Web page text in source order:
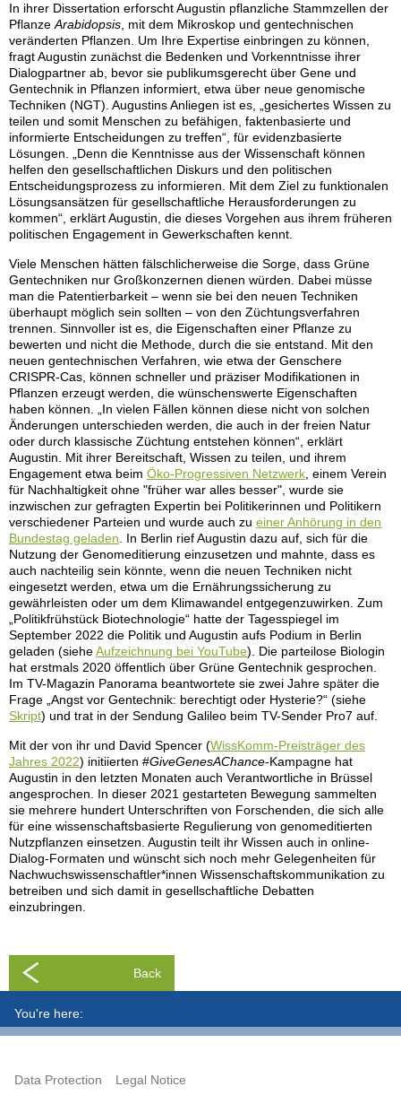
In ihrer Dissertation erforscht Augustin pflanzliche Stammzellen der
PflanzeArabidopsis, mit dem Mikroskop und gentechnischen
veränderten Pflanzen. Um Ihre Expertise einbringen zu können,
fragt Augustin zunächst die Bedenken und Vorkenntnisse ihrer
Dialogpartner ab, bevor sie publikumsgerecht über Gene und
Gentechnik in Pflanzen informiert, etwa über neue genomische
Techniken (NGT). Augustins Anliegen ist es, „gesichertes Wissen zu
teilen und somit Menschen zu befähigen, faktenbasierte und
informierte Entscheidungen zu treffen“, für evidenzbasierte
Lösungen. „Denn die Kenntnisse aus der Wissenschaft können
helfen den gesellschaftlichen Diskurs und den politischen
Entscheidungsprozess zu informieren. Mit dem Ziel zu funktionalen
Lösungsansätzen für gesellschaftliche Herausforderungen zu
kommen“, erklärt Augustin, die dieses Vorgehen aus ihrem früheren
politischen Engagement in Gewerkschaften kennt.
Viele Menschen hätten fälschlicherweise die Sorge, dass Grüne
Gentechniken nur Großkonzernen dienen würden. Dabei müsse
man die Patentierbarkeit – wenn sie bei den neuen Techniken
überhaupt möglich sein sollten – von den Züchtungsverfahren
trennen. Sinnvoller ist es, die Eigenschaften einer Pflanze zu
bewerten und nicht die Methode, durch die sie entstand. Mit den
neuen gentechnischen Verfahren, wie etwa der Genschere
CRISPR-Cas, können schneller und präziser Modifikationen in
Pflanzen erzeugt werden, die wünschenswerte Eigenschaften
haben können. „In vielen Fällen können diese nicht von solchen
Änderungen unterschieden werden, die auch in der freien Natur
oder durch klassische Züchtung entstehen können“, erklärt
Augustin. Mit ihrer Bereitschaft, Wissen zu teilen, und ihrem
Engagement etwa beim Öko-Progressiven Netzwerk, einem Verein
für Nachhaltigkeit ohne "früher war alles besser", wurde sie
inzwischen zur gefragten Expertin bei Politikerinnen und Politikern
verschiedener Parteien und wurde auch zu einer Anhörung in den
Bundestag geladen. In Berlin rief Augustin dazu auf, sich für die
Nutzung der Genomeditierung einzusetzen und mahnte, dass es
auch nachteilig sein könnte, wenn die neuen Techniken nicht
eingesetzt werden, etwa um die Ernährungssicherung zu
gewährleisten oder um dem Klimawandel entgegenzuwirken. Zum
„Politikfrühstück Biotechnologie“ hatte der Tagesspiegel im
September 2022 die Politik und Augustin aufs Podium in Berlin
geladen (sieheAufzeichnung bei YouTube). Die parteilose Biologin
hat erstmals 2020 öffentlich über Grüne Gentechnik gesprochen.
Im TV-Magazin Panorama beantwortete sie zwei Jahre später die
Frage „Angst vor Gentechnik: berechtigt oder Hysterie?“ (siehe
Skript) und trat in der Sendung Galileo beim TV-Sender Pro7 auf.
Mit der von ihr und David Spencer (WissKomm-Preisträger des
Jahres 2022) initiierten #GiveGenesAChance-Kampagne hat
Augustin in den letzten Monaten auch Verantwortliche in Brüssel
angesprochen. In dieser 2021 gestarteten Bewegung sammelten
sie mehrere hundert Unterschriften von Forschenden, die sich alle
für eine wissenschaftsbasierte Regulierung von genomeditierten
Nutzpflanzen einsetzen. Augustin teilt ihr Wissen auch in online-
Dialog-Formaten und wünscht sich noch mehr Gelegenheiten für
Nachwuchswissenschaftler*innen Wissenschaftskommunikation zu
betreiben und sich damit in gesellschaftliche Debatten
einzubringen.
Back
You're here:
Data Protection Legal Notice